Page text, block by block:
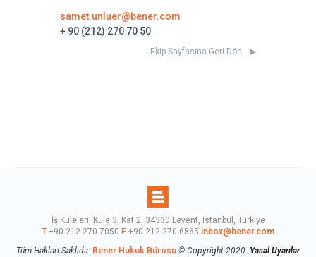
samet.unluer@bener.com
+ 90 (212) 270 70 50
Ekip Sayfasına Geri Dön
İş Kuleleri, Kule 3, Kat:2, 34330 Levent, Istanbul, Türkiye
T+90 212 270 7050 F +90 212 270 6865 inbox@bener.com
Tüm Hakları Saklıdır. Bener Hukuk Bürosu © Copyright 2020. Yasal Uyarılar